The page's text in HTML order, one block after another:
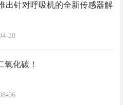
出针对呼吸机的全新传感器解
20
氧化碳！
06